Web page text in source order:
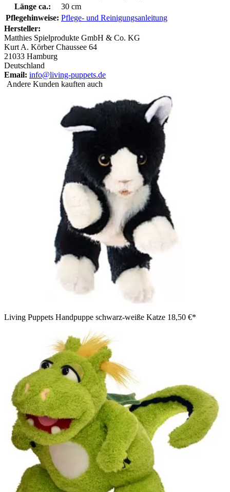
Länge ca.:
30 cm
Pflegehinweise: Pflege- und Reinigungsanleitung
Hersteller:
Matthies Spielprodukte GmbH & Co. KG
Kurt A. Körber Chaussee 64
21033 Hamburg
Deutschland
Email: info@living-puppets.de
Andere Kunden kauften auch
Living Puppets Handpuppe schwarz-weiße Katze 18,50 €*